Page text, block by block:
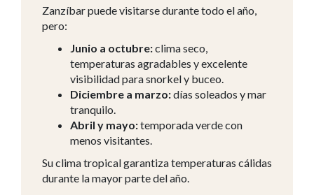
Zanzíbar puede visitarse durante todo el año,
pero:
Junio a octubre:clima seco,
temperaturas agradables y excelente
visibilidad para snorkel y buceo.
Diciembre a marzo:días soleados y mar
tranquilo.
Abril y mayo:temporada verde con
menos visitantes.
Su clima tropical garantiza temperaturas cálidas
durante la mayor parte del año.